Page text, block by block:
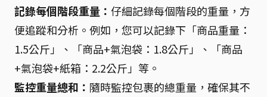
記錄每個階段重量： 仔細記錄每個階段的重量，方
便追蹤和分析。例如，您可以記錄下「商品重量：
1.5公斤」、「商品+氣泡袋：1.8公斤」、「商品
+氣泡袋+紙箱：2.2公斤」等。
監控重量總和： 隨時監控包裹的總重量，確保其不